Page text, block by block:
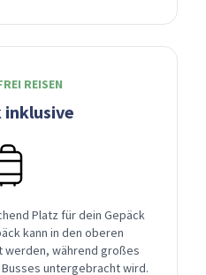
REISEN
inklusive
Platz für dein Gepäck
kann in den oberen
während großes
untergebracht wird.